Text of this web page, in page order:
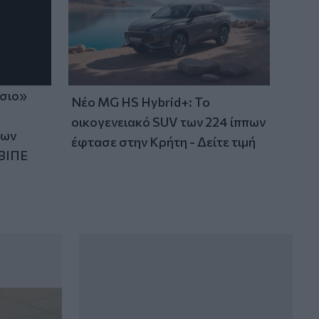
Νέο MG HS Hybrid+: Το
οικογενειακό SUV των 224 ίππων
έφτασε στην Κρήτη - Δείτε τιμή